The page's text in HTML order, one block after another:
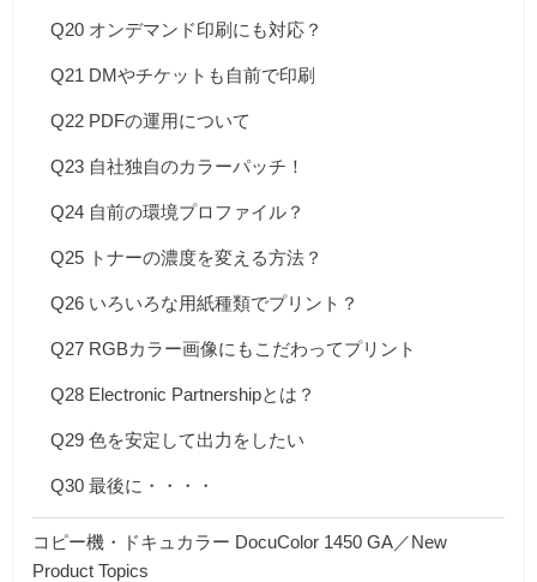
Q20 オンデマンド印刷にも対応？
Q21 DMやチケットも自前で印刷
Q22 PDFの運用について
Q23 自社独自のカラーパッチ！
Q24 自前の環境プロファイル？
Q25 トナーの濃度を変える方法？
Q26 いろいろな用紙種類でプリント？
Q27 RGBカラー画像にもこだわってプリント
Q28 Electronic Partnershipとは？
Q29 色を安定して出力をしたい
Q30 最後に・・・・
コピー機・ドキュカラー DocuColor 1450 GA／New
Product Topics